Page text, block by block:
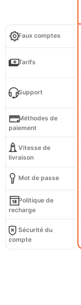
Faux comptes
Tarifs
Support
Méthodes de
paiement
Vitesse de
livraison
Mot de passe
Politique de
recharge
Sécurité du
compte